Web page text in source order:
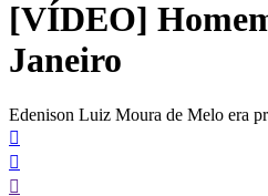
conteúdo
[VÍDEO]
Janeiro
Edenison Luiz Moura de Melo era